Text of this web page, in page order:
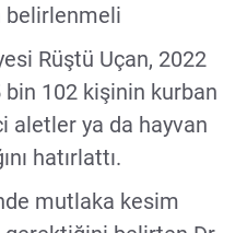
belirlenmeli
Rüştü Uçan, 2022
bin 102 kişinin kurban
aletler ya da hayvan
hatırlattı.
mutlaka kesim